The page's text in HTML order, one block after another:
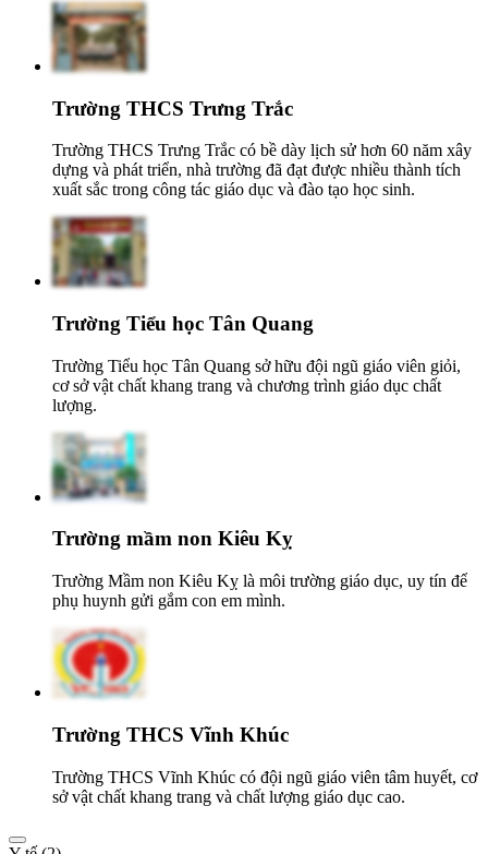
Trường THCS Trưng Trắc
Trường THCS Trưng Trắc có bề dày lịch sử hơn 60 năm xây
dựng và phát triển, nhà trường đã đạt được nhiều thành tích
xuất sắc trong công tác giáo dục và đào tạo học sinh.
Trường Tiểu học Tân Quang
Trường Tiểu học Tân Quang sở hữu đội ngũ giáo viên giỏi,
cơ sở vật chất khang trang và chương trình giáo dục chất
lượng.
Trường mầm non Kiêu Kỵ
Trường Mầm non Kiêu Kỵ là môi trường giáo dục, uy tín để
phụ huynh gửi gắm con em mình.
Trường THCS Vĩnh Khúc
Trường THCS Vĩnh Khúc có đội ngũ giáo viên tâm huyết, cơ
sở vật chất khang trang và chất lượng giáo dục cao.